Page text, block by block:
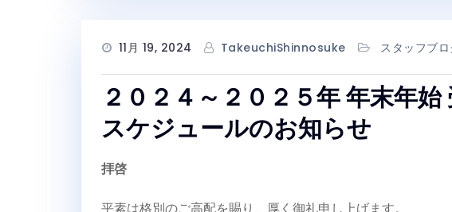
11月 19, 2024 TakeuchiShinnosuke スタッフブ
２０２４～２０２５年 年末年
スケジュールのお知らせ
拝啓